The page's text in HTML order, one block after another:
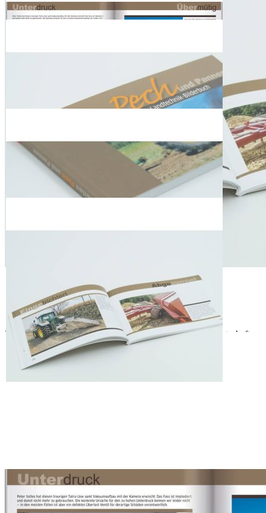
Sofort lieferbar
Fachsimpeln, Lachen und Staunen: Lustige Trecker-Bilder mit
Lerneffekt
Das Stöbern in diesem Buch mit kuriosen Pannen aus der Welt der
Landmaschinen ist nicht nur amüsant, sondern auch lehrreich. Und
ein Trost für alle, die es selbst einmal erwischt hat: Der Band zeigt,
Beschreibung
Missgeschicke, Matsch & mehr: Nun seht euch das an!
Die legendäre Reihe „Pleiten, Pech und Pannen“ aus dem
Landwirtschaftsverlag wird fortgesetzt! Auch Band 9 bietet den
Leserinnen und Lesern wieder eine Vielzahl von unerwarteten
Pannen und spektakulären Schlamassel, die in der Landwirtschaft
einfach nicht ausbleiben. Wer einen kühlen Kopf bewahrt, Hilfe ruft
und Fotos macht, der hat alles richtig gemacht.
96 Seiten | 21 x 15 cm | Softcover | ISBN 978-3-7843-5768-3
Hersteller:
Landwirtschaftsverlag GmbH